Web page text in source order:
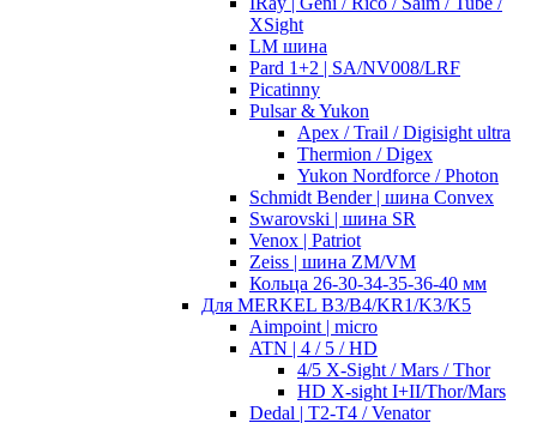
XSight
LM шина
Pard 1+2 | SA/NV008/LRF
Picatinny
Pulsar & Yukon
Apex / Trail / Digisight ultra
Thermion / Digex
Yukon Nordforce / Photon
Schmidt Bender | шина Convex
Swarovski | шина SR
Venox | Patriot
Zeiss | шина ZM/VM
Кольца 26-30-34-35-36-40 мм
Для MERKEL B3/B4/KR1/K3/K5
Aimpoint | micro
ATN | 4 / 5 / HD
4/5 X-Sight / Mars / Thor
HD X-sight I+II/Thor/Mars
Dedal | T2-T4 / Venator